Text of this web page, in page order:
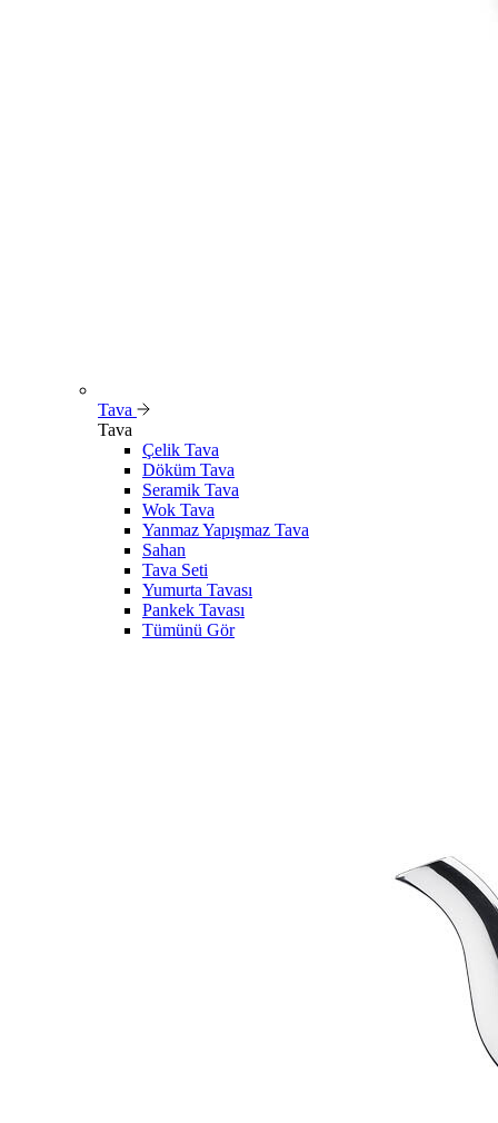
Tava
Tava
Çelik Tava
Döküm Tava
Seramik Tava
Wok Tava
Yanmaz Yapışmaz Tava
Sahan
Tava Seti
Yumurta Tavası
Pankek Tavası
Tümünü Gör